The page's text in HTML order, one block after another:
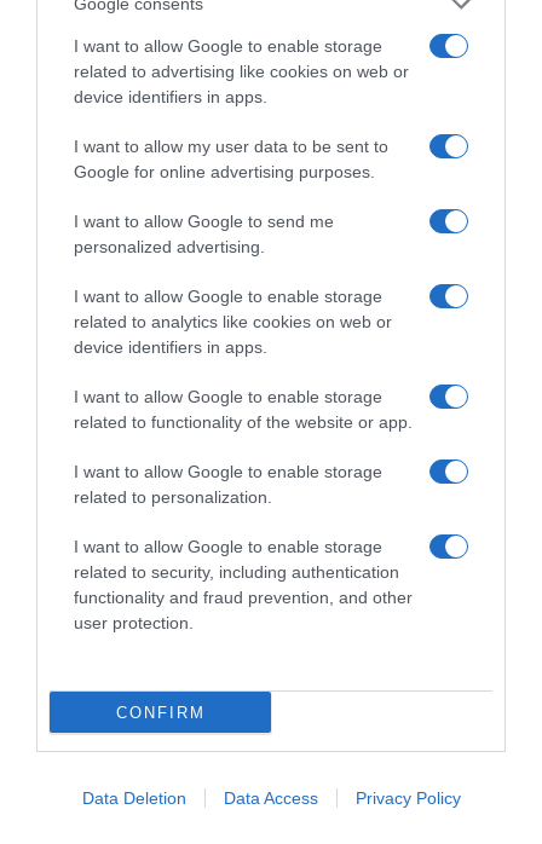
I want to allow Google to enable storage
related to advertising like cookies on web or
device identifiers in apps.
I want to allow my user data to be sent to
Google for online advertising purposes.
I want to allow Google to send me
personalized advertising.
I want to allow Google to enable storage
related to analytics like cookies on web or
device identifiers in apps.
I want to allow Google to enable storage
related to functionality of the website or app.
I want to allow Google to enable storage
related to personalization.
I want to allow Google to enable storage
related to security, including authentication
functionality and fraud prevention, and other
user protection.
CONFIRM
Data Deletion Data Access Privacy Policy